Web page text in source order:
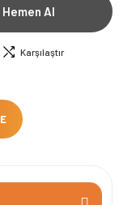
Hemen Al
Karşılaştır